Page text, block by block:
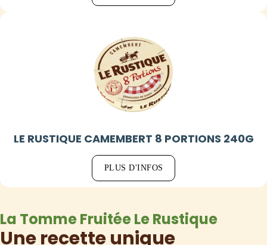
LE RUSTIQUE CAMEMBERT 8 PORTIONS 240G
PLUS D'INFOS
La Tomme Fruitée Le Rustique
Une recette unique